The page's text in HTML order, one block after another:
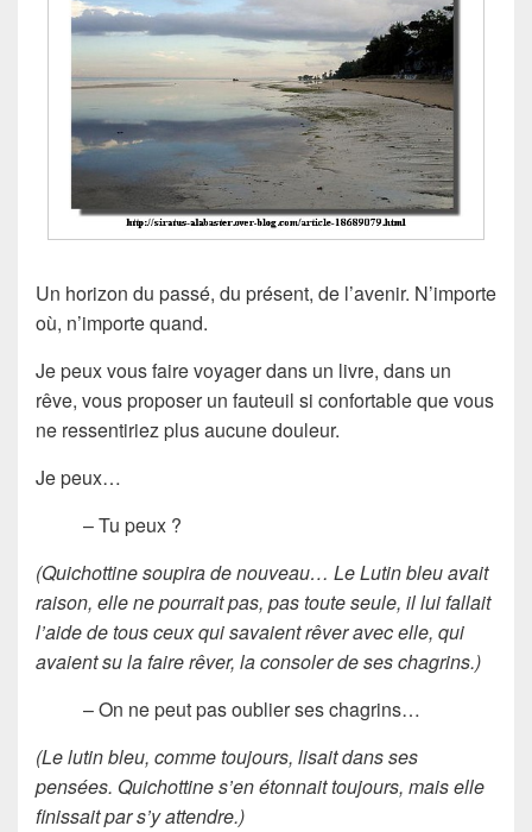
Un horizon du passé, du présent, de l’avenir. N’importe
où, n’importe quand.
Je peux vous faire voyager dans un livre, dans un
rêve, vous proposer un fauteuil si confortable que vous
ne ressentiriez plus aucune douleur.
Je peux…
– Tu peux ?
(Quichottine soupira de nouveau… Le Lutin bleu avait
raison, elle ne pourrait pas, pas toute seule, il lui fallait
l’aide de tous ceux qui savaient rêver avec elle, qui
avaient su la faire rêver, la consoler de ses chagrins.)
– On ne peut pas oublier ses chagrins…
(Le lutin bleu, comme toujours, lisait dans ses
pensées. Quichottine s’en étonnait toujours, mais elle
finissait par s’y attendre.)